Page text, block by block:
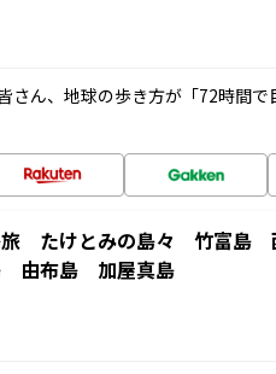
さん、地球の歩き方が「72時間で
たけとみの島々 竹富島
布島 加屋真島